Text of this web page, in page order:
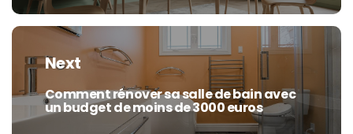
Next
Next
post:
Comment rénover sa salle de bain avec
un budget de moins de 3000 euros